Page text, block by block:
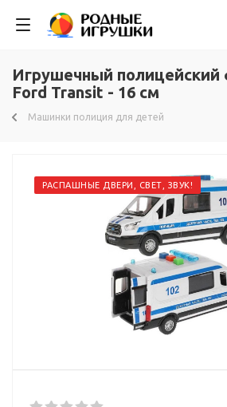
Игрушечный полицейский
Ford Transit - 16 см
Машинки полиция для детей
РАСПАШНЫЕ ДВЕРИ, СВЕТ, ЗВУК!